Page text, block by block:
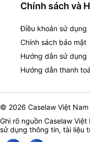
Chính sách và
Điều khoản sử dụng
Chính sách bảo mật
Hướng dẫn sử dụng
Hướng dẫn thanh
© 2026 Caselaw Việt
Ghi rõ nguồn Caselaw Việt
sử dụng thông tin, tài liệu